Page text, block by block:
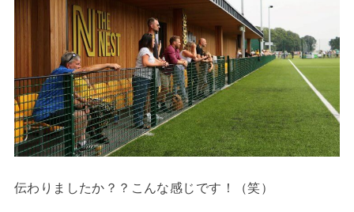
伝わりましたか？？ こんな感じです！（笑）